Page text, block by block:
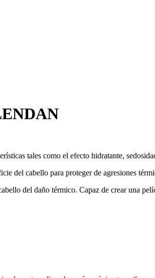
tales como el efecto hidratante,
del cabello para proteger de agresiones
del daño térmico. Capaz de crear una